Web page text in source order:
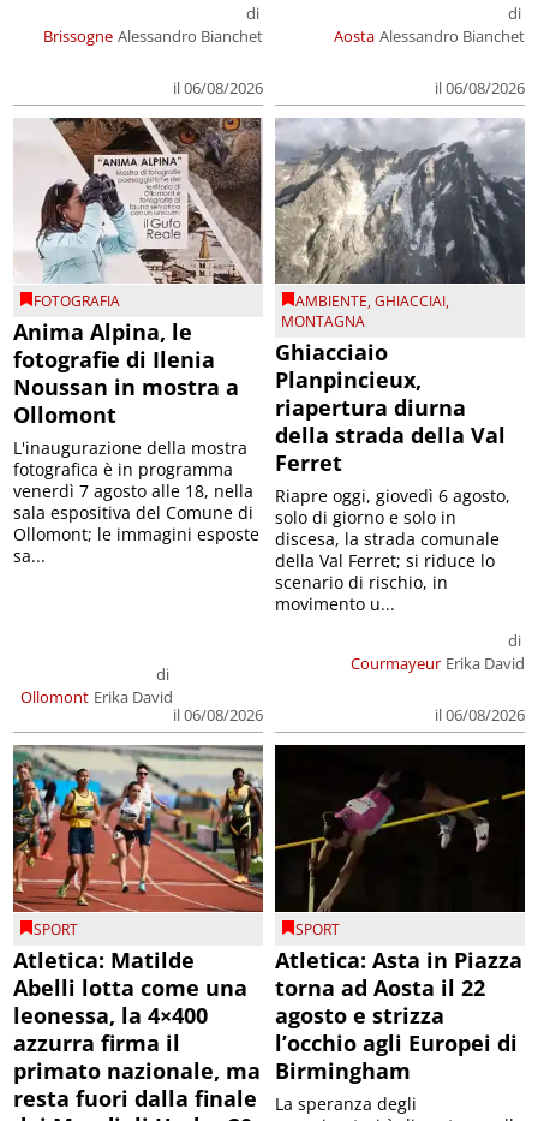
Brissogne
di
Alessandro Bianchet
il 06/08/2026
Aosta
di
Alessandro Bianchet
il 06/08/2026
FOTOGRAFIA
Anima Alpina, le
fotografie di Ilenia
Noussan in mostra a
Ollomont
Ollomont
di
Erika David
il 06/08/2026
L'inaugurazione della mostra
fotografica è in programma
venerdì 7 agosto alle 18, nella
sala espositiva del Comune di
Ollomont; le immagini esposte
sa...
AMBIENTE,GHIACCIAI,
MONTAGNA
Ghiacciaio
Planpincieux,
riapertura diurna
della strada della Val
Ferret
Courmayeur
di
Erika David
il 06/08/2026
Riapre oggi, giovedì 6 agosto,
solo di giorno e solo in
discesa, la strada comunale
della Val Ferret; si riduce lo
scenario di rischio, in
movimento u...
SPORT
Atletica: Matilde
Abelli lotta come una
leonessa, la 4×400
azzurra firma il
primato nazionale, ma
resta fuori dalla finale
SPORT
Atletica: Asta in Piazza
torna ad Aosta il 22
agosto e strizza
l’occhio agli Europei di
Birmingham
La speranza degli